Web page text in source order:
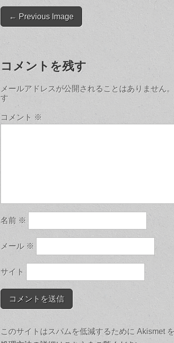
Post
navigation
← Previous Image
コメントを残す
メールアドレスが公開されることはありません。
す
コメント ※
名前 ※
メール ※
サイト
このサイトはスパムを低減するために Akismet